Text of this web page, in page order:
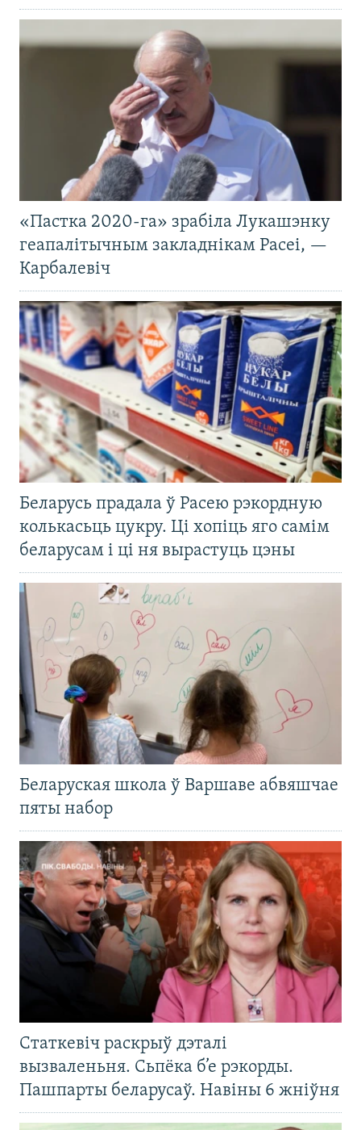
«Пастка 2020-га» зрабіла Лукашэнку
геапалітычным закладнікам Расеі, —
Карбалевіч
Беларусь прадала ў Расею рэкордную
колькасьць цукру. Ці хопіць яго самім
беларусам і ці ня вырастуць цэны
Беларуская школа ў Варшаве абвяшчае
пяты набор
Статкевіч раскрыў дэталі
вызваленьня. Сьпёка б’е рэкорды.
Пашпарты беларусаў. Навіны 6 жніўня